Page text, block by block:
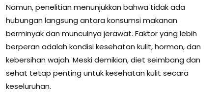
Namun, penelitian menunjukkan bahwa tidak ada
hubungan langsung antara konsumsi makanan
berminyak dan munculnya jerawat. Faktor yang lebih
berperan adalah kondisi kesehatan kulit, hormon, dan
kebersihan wajah. Meski demikian, diet seimbang dan
sehat tetap penting untuk kesehatan kulit secara
keseluruhan.